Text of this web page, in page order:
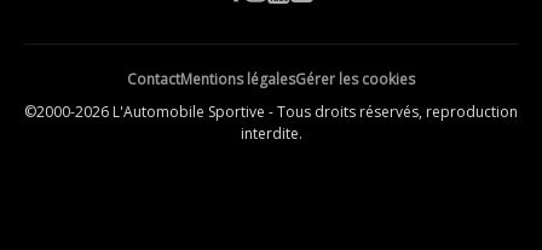
ContactMentions légalesGérer les cookies
©2000-2026 L'Automobile Sportive - Tous droits réservés, reproduction
interdite.